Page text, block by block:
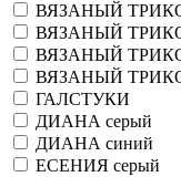
ВЯЗАНЫЙ
ВЯЗАНЫЙ
ВЯЗАНЫЙ
ВЯЗАНЫЙ
ГАЛСТУКИ
ДИАНА серый
ДИАНА синий
ЕСЕНИЯ серый